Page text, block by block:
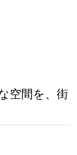
空間を、街